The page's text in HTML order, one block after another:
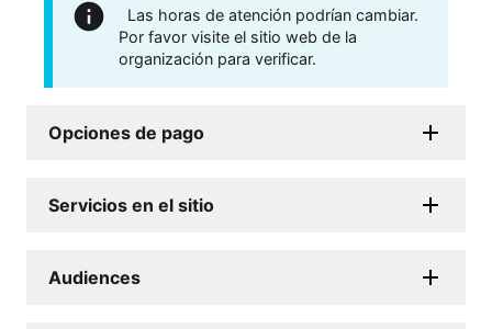
Las horas de atención podrían cambiar.
Por favor visite el sitio web de la
organización para verificar.
Opciones de pago
Servicios en el sitio
Audiences